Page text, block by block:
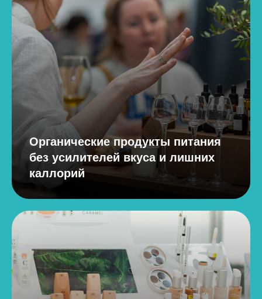
Органические продукты питания
без усилителей вкуса и лишних
каллорий